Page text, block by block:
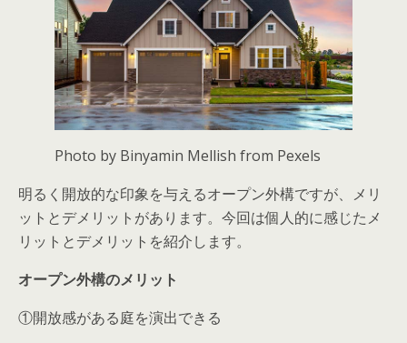
Photo by Binyamin Mellish from Pexels
明るく開放的な印象を与えるオープン外構ですが、メリ
ットとデメリットがあります。今回は個人的に感じたメ
リットとデメリットを紹介します。
オープン外構のメリット
①開放感がある庭を演出できる